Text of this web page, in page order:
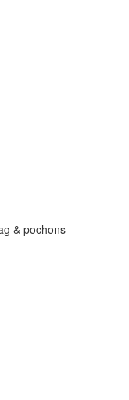
& pochons